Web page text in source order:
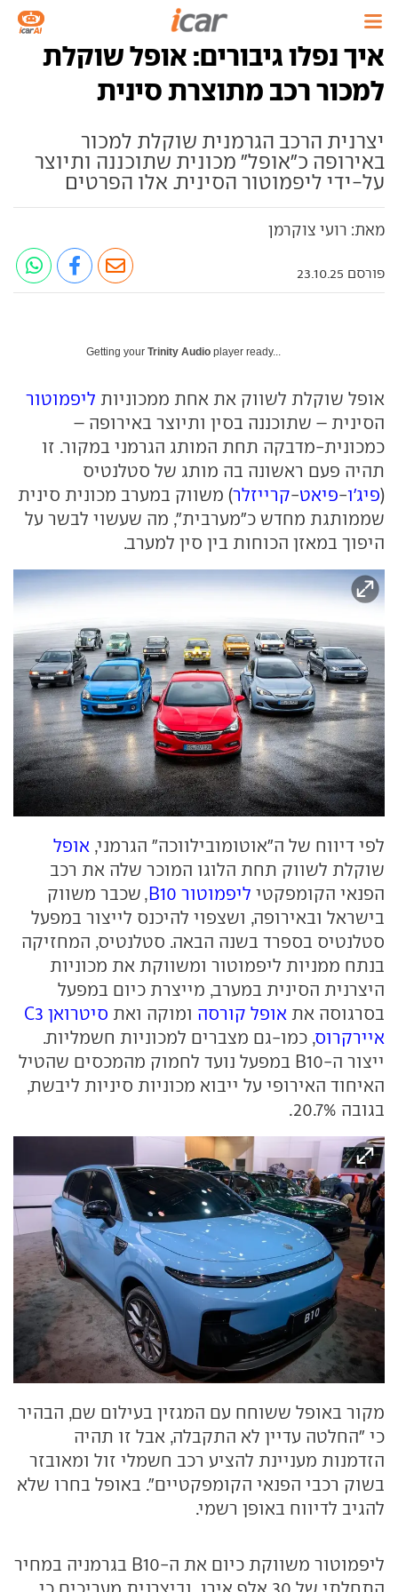
איך נפלו גיבורים: אופל שוקלת
למכור רכב מתוצרת סינית
יצרנית הרכב הגרמנית שוקלת למכור
באירופה כ"אופל" מכונית שתוכננה ותיוצר
על-ידי ליפמוטור הסינית. אלו הפרטים
מאת: רועי צוקרמן
פורסם 23.10.25
Getting your Trinity Audio player ready...
אופל שוקלת לשווק את אחת ממכוניות ליפמוטור
הסינית – שתוכננה בסין ותיוצר באירופה –
כמכונית-מדבקה תחת המותג הגרמני במקור. זו
תהיה פעם ראשונה בה מותג של סטלנטיס
(פיג'ו-פיאט-קרייזלר) משווק במערב מכונית סינית
שממותגת מחדש כ"מערבית", מה שעשוי לבשר על
היפוך במאזן הכוחות בין סין למערב.
לפי דיווח של ה"אוטומובילווכה" הגרמני, אופל
שוקלת לשווק תחת הלוגו המוכר שלה את רכב
הפנאי הקומפקטי ליפמוטור B10
, שכבר משווק
בישראל ובאירופה, ושצפוי להיכנס לייצור במפעל
סטלנטיס בספרד בשנה הבאה. סטלנטיס, המחזיקה
בנתח ממניות ליפמוטור ומשווקת את מכוניות
היצרנית הסינית במערב, מייצרת כיום במפעל
בסרגוסה את אופל קורסה ומוקה ואת
סיטרואן C3
איירקרוס, כמו-גם מצברים למכוניות חשמליות.
ייצור ה-B10 במפעל נועד לחמוק מהמכסים שהטיל
האיחוד האירופי על ייבוא מכוניות סיניות ליבשת,
בגובה 20.7%.
מקור באופל ששוחח עם המגזין בעילום שם, הבהיר
כי "החלטה עדיין לא התקבלה, אבל זו תהיה
הזדמנות מעניינת להציע רכב חשמלי זול ומאובזר
בשוק רכבי הפנאי הקומפקטיים". באופל בחרו שלא
להגיב לדיווח באופן רשמי.
ליפמוטור משווקת כיום את ה-B10 בגרמניה במחיר